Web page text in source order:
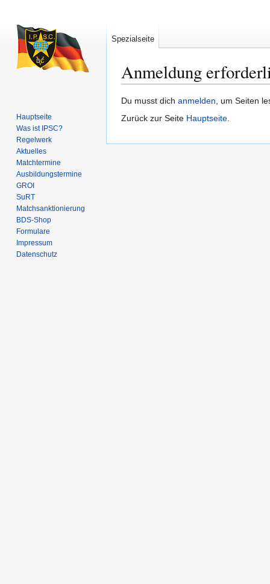
Anmeldung
Zur
Navigation
Zur
Suche
Du musst dich anmelden, um Seiten
Zurück zur Seite Hauptseite.
Spezialseite
Hauptseite
Was ist IPSC?
Regelwerk
Aktuelles
Matchtermine
Ausbildungs­termine
GROI
SuRT
Match­sanktionierung
BDS-Shop
Formulare
Impressum
Datenschutz